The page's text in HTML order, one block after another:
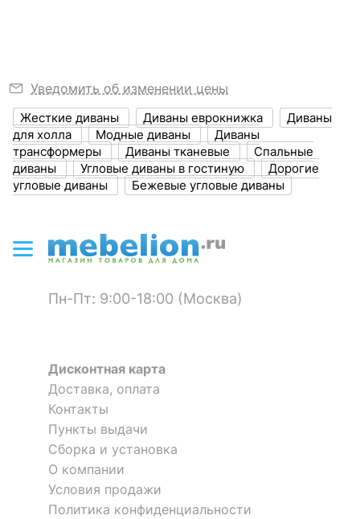
Глубина, мм ? 1400
Высота, мм ? 850
Объем упаковки,
куб. м
?
1.51
Цвет обивки ? бежевый
Материал обивки велюр
Материал корпуса
Тип поверхности
обивки
ОСОБЕННОСТИ ПРИМЕНЕНИЯ
Уровень жесткости
Уведомить об изменении цены
Жесткие диваны Диваны еврокнижка
Диваны
для холла
Модные диваны
Диваны
трансформеры
Диваны тканевые
Спальные
диваны
Угловые диваны в гостиную
Дорогие
угловые диваны
Бежевые угловые диваны
Пн-Пт: 9:00-18:00 (Москва)
Дисконтная карта
Доставка, оплата
Контакты
Пункты выдачи
Сборка и установка
О компании
Условия продажи
Политика конфиденциальности